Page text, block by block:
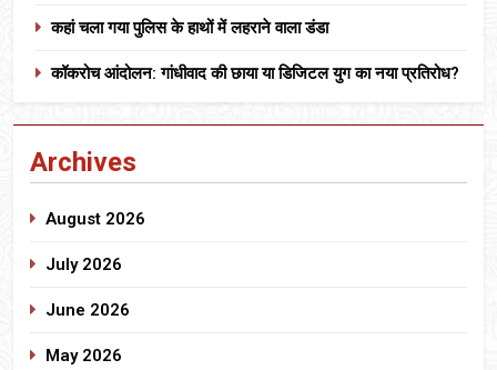
कहां चला गया पुलिस के हाथों में लहराने वाला डंडा
कॉकरोच आंदोलन: गांधीवाद की छाया या डिजिटल युग का नया प्रतिरोध?
Archives
August 2026
July 2026
June 2026
May 2026